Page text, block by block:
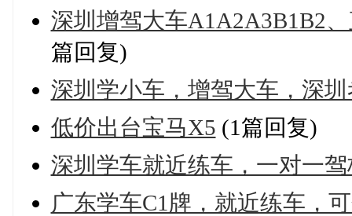
深圳增驾大车A1A2A3B1B2
篇回复)
深圳学小车，增驾大车，深
低价出台宝马X5 (1篇回复)
深圳学车就近练车，一对一驾
广东学车C1牌，就近练车，